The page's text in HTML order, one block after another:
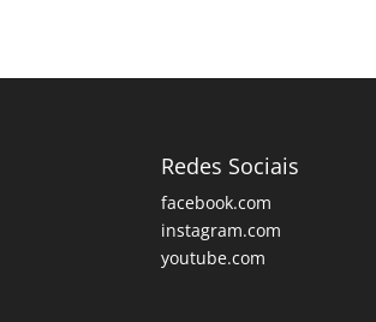
Redes Sociais
facebook.com
instagram.com
youtube.com